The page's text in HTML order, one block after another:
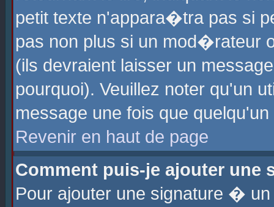
petit texte n'appara�tra pas si
pas non plus si un mod�rateur
(ils devraient laisser un
pourquoi). Veuillez noter qu'un
message une fois que
Revenir en haut de page
Comment puis-je ajouter une
Pour ajouter une signature �